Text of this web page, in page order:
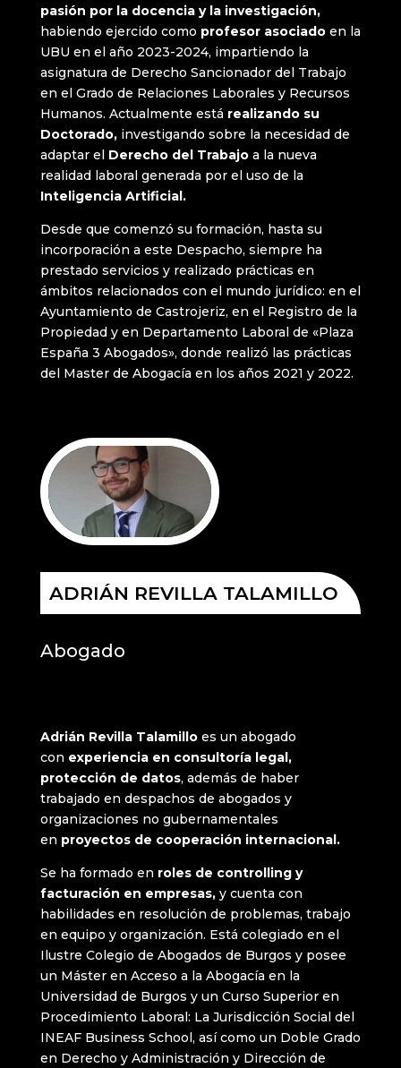
pasión por la docencia y la investigación,
habiendo ejercido como profesor asociadoen la
UBU en el año 2023-2024, impartiendo la
asignatura de Derecho Sancionador del Trabajo
en el Grado de Relaciones Laborales y Recursos
Humanos. Actualmente está realizando su
Doctorado,investigando sobre la necesidad de
adaptar el Derecho del Trabajoa la nueva
realidad laboral generada por el uso de la
Inteligencia Artificial.
Desde que comenzó su formación, hasta su
incorporación a este Despacho, siempre ha
prestado servicios y realizado prácticas en
ámbitos relacionados con el mundo jurídico: en el
Ayuntamiento de Castrojeriz, en el Registro de la
Propiedad y en Departamento Laboral de «Plaza
España 3 Abogados», donde realizó las prácticas
del Master de Abogacía en los años 2021 y 2022.
ADRIÁN REVILLA TALAMILLO
Abogado
Adrián Revilla Talamilloes un abogado
con experiencia en consultoría legal,
protección de datos, además de haber
trabajado en despachos de abogados y
organizaciones no gubernamentales
en proyectos de cooperación internacional.
Se ha formado en roles de controlling y
facturación en empresas,y cuenta con
habilidades en resolución de problemas, trabajo
en equipo y organización. Está colegiado en el
Ilustre Colegio de Abogados de Burgos y posee
un Máster en Acceso a la Abogacía en la
Universidad de Burgos y un Curso Superior en
Procedimiento Laboral: La Jurisdicción Social del
INEAF Business School, así como un Doble Grado
en Derecho y Administración y Dirección de